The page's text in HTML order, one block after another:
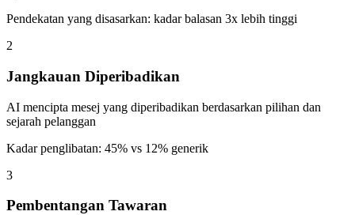
Pendekatan yang disasarkan: kadar balasan 3x lebih tinggi
2
Jangkauan Diperibadikan
AI mencipta mesej yang diperibadikan berdasarkan pilihan dan
sejarah pelanggan
Kadar penglibatan: 45% vs 12% generik
3
Pembentangan Tawaran